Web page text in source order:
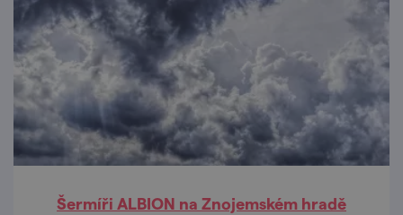
Šermíři ALBION na Znojemském hradě